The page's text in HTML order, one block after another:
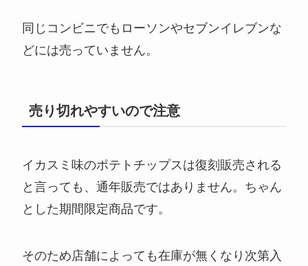
同じコンビニでもローソンやセブンイレブンな
どには売っていません。
売り切れやすいので注意
イカスミ味のポテトチップスは復刻販売される
と言っても、通年販売ではありません。ちゃん
とした期間限定商品です。
そのため店舗によっても在庫が無くなり次第入